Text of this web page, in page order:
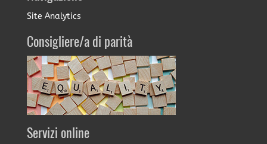
Site Analytics
Consigliere/a di parità
Servizi online